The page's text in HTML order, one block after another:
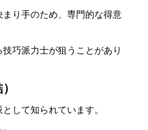
り手のため、専門的な得意
巧派力士が狙うことがあり
して知られています。